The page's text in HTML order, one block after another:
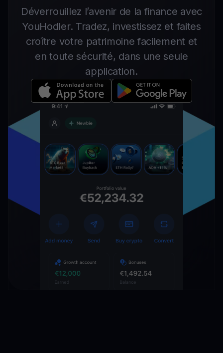
Déverrouillez l’avenir de la finance avec
YouHodler. Tradez, investissez et faites
croître votre patrimoine facilement et
en toute sécurité, dans une seule
application.